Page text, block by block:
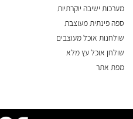
מערכות ישיבה יוקרתיות
ספה פינתית מעוצבת
שולחנות אוכל מעוצבים
שולחן אוכל עץ מלא
מפת אתר